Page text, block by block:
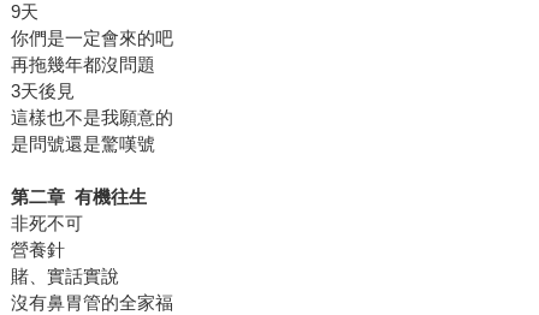
9天
你們是一定會來的吧
再拖幾年都沒問題
3天後見
這樣也不是我願意的
是問號還是驚嘆號
第二章 有機往生
非死不可
營養針
賭、實話實說
沒有鼻胃管的全家福